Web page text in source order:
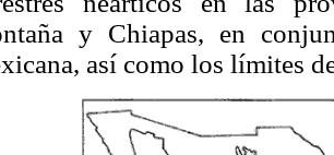
y Chiapas, en
así como los límites